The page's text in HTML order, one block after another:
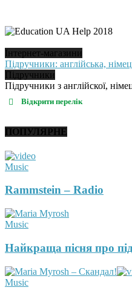
Інтернет-магазини
Підручники: англійська,
Підручники
Підручники з англійскої,
Відкрити перелік
ПОПУЛЯРНЕ
Music
Rammstein – Radio
Music
Найкраща пісня про
Music